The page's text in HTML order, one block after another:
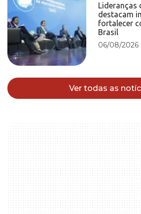
Lideranças
destacam
fortalecer
Brasil
06/08/2026
Ver todas as